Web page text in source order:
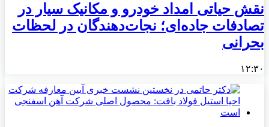
نقش حیاتی امداد خودرو و مکانیک سیار در
تصادفات جاده‌ای؛ نجات‌دهندگان در لحظات
بحرانی
۱۲:۳۰